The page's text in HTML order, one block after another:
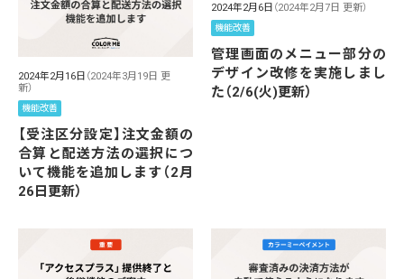
2024年2月16日 （2024年3月19日 更
新）
機能改善
【受注区分設定】注文金額の
合算と配送方法の選択につ
いて機能を追加します（2月
26日更新）
2024年2月6日 （2024年2月7日 更新）
機能改善
管理画面のメニュー部分の
デザイン改修を実施しまし
た（2/6(火)更新）